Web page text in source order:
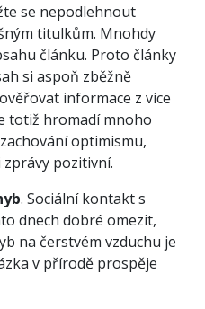
se nepodlehnout
titulkům. Mnohdy
článku. Proto články
si aspoň zběžně
informace z více
totiž hromadí mnoho
optimismu,
pozitivní.
. Sociální kontakt s
dnech dobré omezit,
na čerstvém vzduchu je
v přírodě prospěje